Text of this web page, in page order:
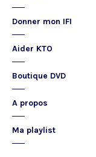
Donner mon IFI
Aider KTO
Boutique DVD
A propos
Ma playlist